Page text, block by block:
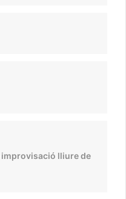
lliure de